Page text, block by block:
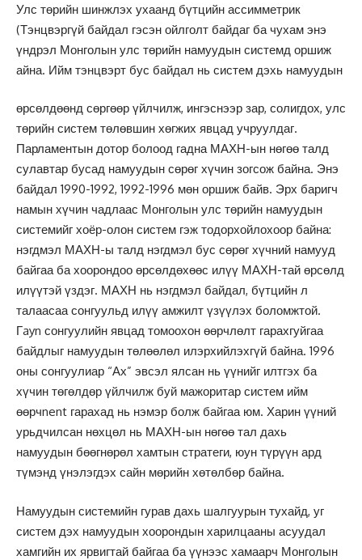
Улс төрийн шинжлэх ухаанд бүтцийн ассимметрик
(Тэнцвэргүй байдал гэсэн ойлголт байдаг ба чухам энэ
үндрэл Монголын улс төрийн намуудын системд оршиж
айна. Ийм тэнцвэрт бус байдал нь систем дэхь намуудын
өрсөлдөөнд сөргөөр үйлчилж, ингэснээр зар, солигдох, улс
төрийн систем төлөвшин хөгжих явцад учруулдаг.
Парламентын дотор болоод гадна МАХН-ын нөгөө талд
сулавтар бусад намуудын сөрөг хүчин зогсож байна. Энэ
байдал 1990-1992, 1992-1996 мөн оршиж байв. Эрх баригч
намын хүчин чадлаас Монголын улс төрийн намуудын
системийг хоёр-олон систем гэж тодорхойлохоор байна:
нэгдмэл МАХН-ы талд нэгдмэл бус сөрөг хүчний намууд
байгаа ба хоорондоо өрсөлдөхөөс илүү МАХН-тай өрсөлд
илүүтэй үздэг. МАХН нь нэгдмэл байдал, бүтцийн л
талаасаа сонгуульд илүү амжилт үзүүлэх боломжтой.
Гayn сонгуулийн явцад томоохон өөрчлөлт гарахгуйгаа
байдлыг намуудын төлөөлөл илэрхийлэхгүй байна. 1996
оны сонгуулиар “Ах” эвсэл ялсан нь үүнийг илтгэх ба
хүчин төгөлдөр үйлчилж буй мажоритар систем ийм
өөрчnent гарахад нь нэмэр болж байгаа юм. Харин үүний
урьдчилсан нөхцөл нь МАХН-ын нөгөө тал дахь
намуудын бөөгнөрөл хамтын стратеги, юун түрүүн ард
түмэнд үнэлэгдэх сайн мөрийн хөтөлбөр байна.
Намуудын системийн гурав дахь шалгуурын тухайд, уг
систем дэх намуудын хоорондын харилцааны асуудал
хамгийн их ярвигтай байгаа ба үүнээс хамаарч Монголын